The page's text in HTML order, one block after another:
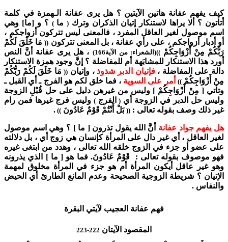
كيف يفهم عفانة هاتين الآيتين ؟ هل يرى عفانة الـهمزة في كلمة
أتأتون ؟ ألا يراها لاستنكار إتيان الذكران وترك ( ما ) ؟ و [ما] وهي
اسم موصول لغير العاقل المفرد ، فالمعنى ليس تتركون أزواجكم ،
أو أدبار أزواجكم ، على رأي عفانة ، بل المعنى تتركون ((مَا خَلَقَ لَكُمْ
رَبُّكُمْ مِنْ أَزْوَاجِكُمْ))(الشعراء: من الآية166)
، هل يرى عفانة أنَّ النص
أورد هذا الاستنكار للمشابَهة أم للمفاضلة ؟ إنَّ وجود همزة الاستنكار
دالة على المفاضلة ، فإتيان الدبر شذوذ ، وإتيان ((مَا خَلَقَ لَكُمْ رَبُّكُمْ
مِنْ أَزْوَاجِكُمْ)) أمر على السوية ، فما خلق لكم هو الفرج ـ أي القبل ـ
وتأتي [ مِنْ أَزْوَاجِكُمْ ] وليس من غيرهن دليل على حل قُبْلِ الزوجة
وليس حل الدبر في الزوجة أي (الفرج) وليس فرج غيرها فمن رام
غير ذلك وصف بقوله تعالى : (( بَلْ أَنْتُمْ قَوْمٌ عَادُونَ ))
.
هل يفهم جواد عفانة أنَّ الله يقول تذرون [ ما ] ؟ وهي اسم موصول
لغير العاقل ، أي غير دال على المرأة كإنسان هي زوج أي ، بل دلالته
على عضو أو جزء في الزوج خلقه الله تعالى ، وهدد من ابتغى غيره
فهو موصوف بقوله تعالى : قَوْمٌ عَادُونَ. فما هو [ ما ] الذي يذرونه
وهو غير عاقل أيكون المرأة أم هو جزء في المرأة مخلوق لمهمة
الإتيان ؟ شريطة الزوجية الصحيحة وعدم المانع الطارئ أي الحيض
والنفاس .
فهم عفانة العجيب لآيتي البقرة
المقصود الآيتان 222-223